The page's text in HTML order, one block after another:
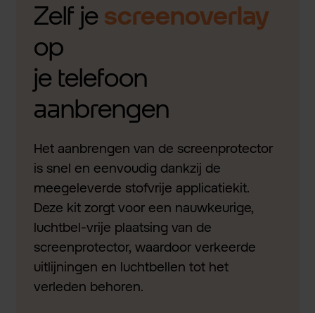
Zelf je screenoverlay
op
je telefoon
aanbrengen
Het aanbrengen van de screenprotector
is snel en eenvoudig dankzij de
meegeleverde stofvrije applicatiekit.
Deze kit zorgt voor een nauwkeurige,
luchtbel-vrije plaatsing van de
screenprotector, waardoor verkeerde
uitlijningen en luchtbellen tot het
verleden behoren.